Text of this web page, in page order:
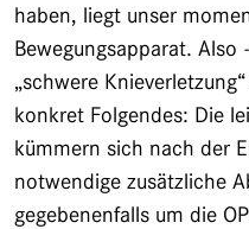
haben, liegt unser
Bewegungsapparat.
„schwere
konkret Folgendes: Die
kümmern sich nach der
notwendige zusätzliche
gegebenenfalls um die